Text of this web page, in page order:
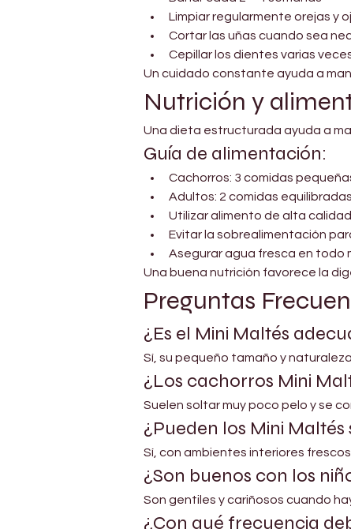
Limpiar regularmente orejas y
Cortar las uñas cuando sea
Cepillar los dientes varias
Un cuidado constante ayuda a
Nutrición y
Una dieta estructurada ayuda a
Guía de alimentación:
Cachorros: 3 comidas
Adultos: 2 comidas equilibradas
Utilizar alimento de alta
Evitar la sobrealimentación
Asegurar agua fresca en todo
Una buena nutrición favorece la
Preguntas
¿Es el Mini Maltés
Sí, su pequeño tamaño y
¿Los cachorros Mini
Suelen soltar muy poco pelo y se
¿Pueden los Mini
Sí, con ambientes interiores
¿Son buenos con los
Son gentiles y cariñosos cuando
¿Con qué frecuencia